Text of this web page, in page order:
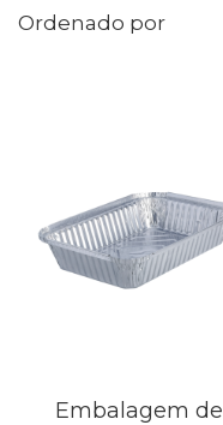
Ordenado por
Embalagem de